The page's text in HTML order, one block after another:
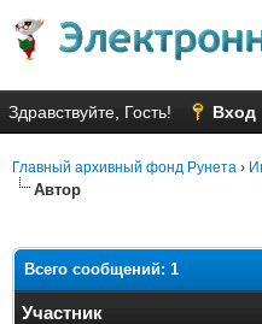
Здравствуйте, Гость! Вход
Главный архивный фонд Рунета ›
Автор
Всего сообщений: 1
Участник